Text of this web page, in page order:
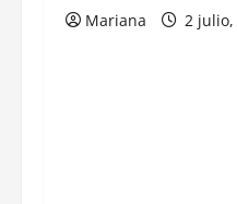
Mariana 2 julio,